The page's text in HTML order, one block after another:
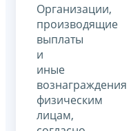
Организации,
производящие
выплаты
и
иные
вознаграждения
физическим
лицам,